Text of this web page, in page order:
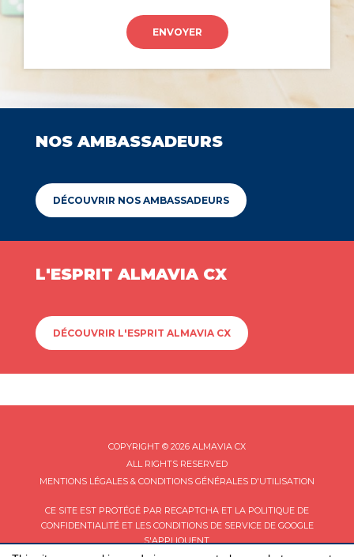
ENVOYER
NOS AMBASSADEURS
DÉCOUVRIR NOS AMBASSADEURS
L'ESPRIT ALMAVIA CX
DÉCOUVRIR L'ESPRIT ALMAVIA CX
COPYRIGHT © 2026 ALMAVIA CX
ALL RIGHTS RESERVED
MENTIONS LÉGALES & CONDITIONS GÉNÉRALES D'UTILISATION
CE SITE EST PROTÉGÉ PAR RECAPTCHA ET LA POLITIQUE DE
CONFIDENTIALITÉET LES CONDITIONS DE SERVICEDE GOOGLE
S'APPLIQUENT.